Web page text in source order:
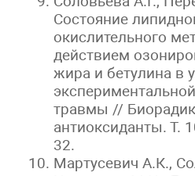
Состояние
окислительного
действием
жира и бетулина в
травмы //
антиоксиданты. Т.
32.
Мартусевич А.К.,